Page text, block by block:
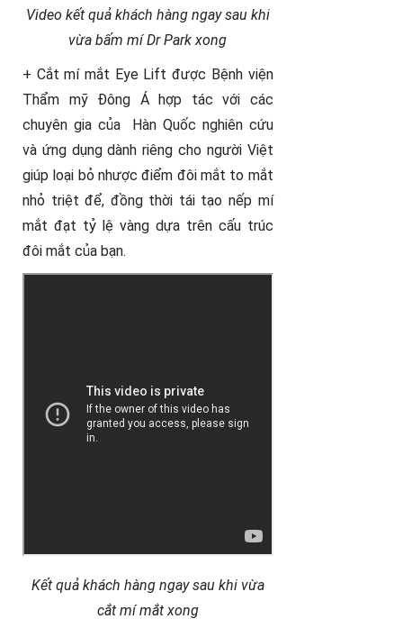
Video kết quả khách hàng ngay sau khi
vừa bấm mí Dr Park xong
+ Cắt mí mắt Eye Lift được Bệnh viện
Thẩm mỹ Đông Á hợp tác với các
chuyên gia của Hàn Quốc nghiên cứu
và ứng dụng dành riêng cho người Việt
giúp loại bỏ nhược điểm đôi mắt to mắt
nhỏ triệt để, đồng thời tái tạo nếp mí
mắt đạt tỷ lệ vàng dựa trên cấu trúc
đôi mắt của bạn.
Kết quả khách hàng ngay sau khi vừa
cắt mí mắt xong